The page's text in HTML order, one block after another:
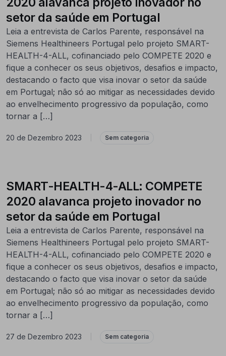
setor da saúde em Portugal
Leia a entrevista de Carlos Parente, responsável na
Siemens Healthineers Portugal pelo projeto SMART-
HEALTH-4-ALL, cofinanciado pelo COMPETE 2020 e
fique a conhecer os seus objetivos, desafios e impacto,
destacando o facto que visa inovar o setor da saúde
em Portugal; não só ao mitigar as necessidades devido
ao envelhecimento progressivo da população, como
tornar a […]
20 de Dezembro 2023 Sem categoria
SMART-HEALTH-4-ALL: COMPETE
2020 alavanca projeto inovador no
setor da saúde em Portugal
Leia a entrevista de Carlos Parente, responsável na
Siemens Healthineers Portugal pelo projeto SMART-
HEALTH-4-ALL, cofinanciado pelo COMPETE 2020 e
fique a conhecer os seus objetivos, desafios e impacto,
destacando o facto que visa inovar o setor da saúde
em Portugal; não só ao mitigar as necessidades devido
ao envelhecimento progressivo da população, como
tornar a […]
27 de Dezembro 2023 Sem categoria